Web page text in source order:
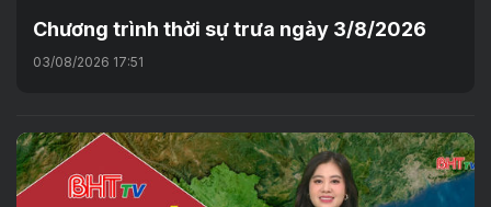
Chương trình thời sự trưa ngày 3/8/2026
03/08/2026 17:51